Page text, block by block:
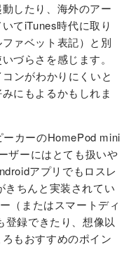
したり、海外のアー
てiTunes時代に取り
ァベット表記）と別
づらさを感じます。
ンがわかりにくいと
にもよるかもしれま
カーのHomePod mini
ザーにはとても扱いや
アプリでもロスレ
きちんと実装されてい
（またはスマートディ
登録できたり、想像以
もおすすめのポイン